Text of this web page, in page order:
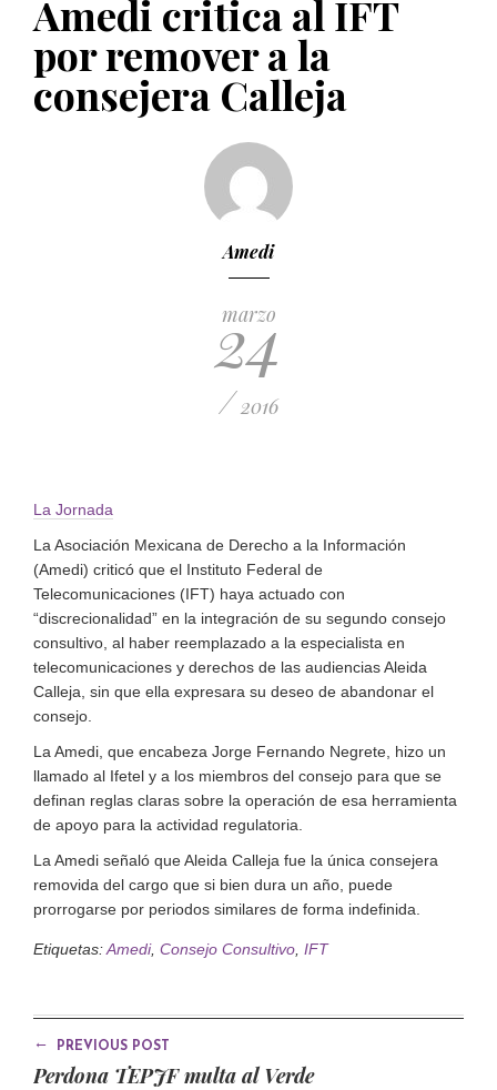
PUBLICADO EL 5 ENERO, 2023
Amedi critica al IFT
por remover a la
consejera Calleja
Amedi
marzo
24
/ 2016
La Jornada
La Asociación Mexicana de Derecho a la Información
(Amedi) criticó que el Instituto Federal de
Telecomunicaciones (IFT) haya actuado con
discrecionalidad
en la integración de su segundo consejo
consultivo, al haber reemplazado a la especialista en
telecomunicaciones y derechos de las audiencias Aleida
Calleja, sin que ella expresara su deseo de abandonar el
consejo.
La Amedi, que encabeza Jorge Fernando Negrete, hizo un
llamado al Ifetel y a los miembros del consejo para que se
definan reglas claras sobre la operación de esa herramienta
de apoyo para la actividad regulatoria.
La Amedi señaló que Aleida Calleja fue la única consejera
removida del cargo que si bien dura un año, puede
prorrogarse por periodos similares de forma indefinida.
Etiquetas:Amedi, Consejo Consultivo IFT
← PREVIOUS POST
Perdona TEPJF multa al Verde